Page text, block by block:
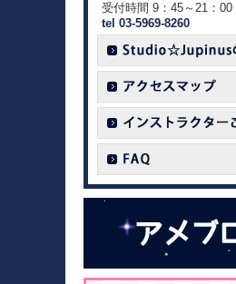
受付時間 9：45～21：00
tel 03-5969-8260